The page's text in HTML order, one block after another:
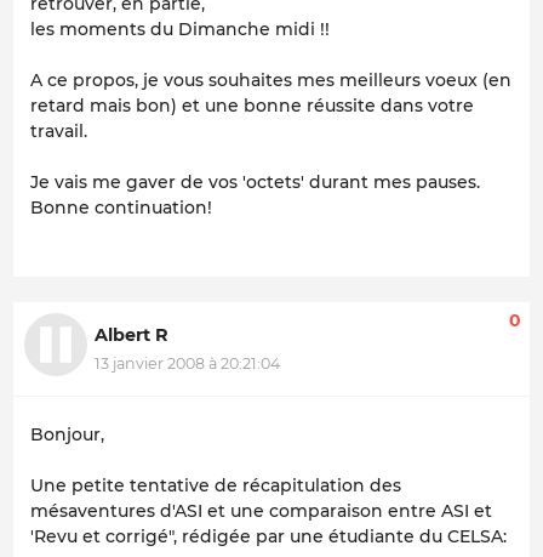
les moments du Dimanche midi !!
A ce propos, je vous souhaites mes meilleurs voeux (en
retard mais bon) et une bonne réussite dans votre
travail.
Je vais me gaver de vos 'octets' durant mes pauses.
Bonne continuation!
Albert R
13 janvier 2008 à 20:21:04
0
Bonjour,
Une petite tentative de récapitulation des
mésaventures d'ASI et une comparaison entre ASI et
'Revu et corrigé", rédigée par une étudiante du CELSA: